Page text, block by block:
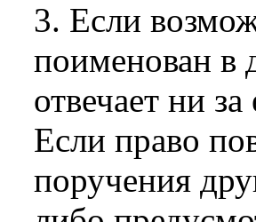
3. Если
поименован в
отвечает ни
Если право
поручения